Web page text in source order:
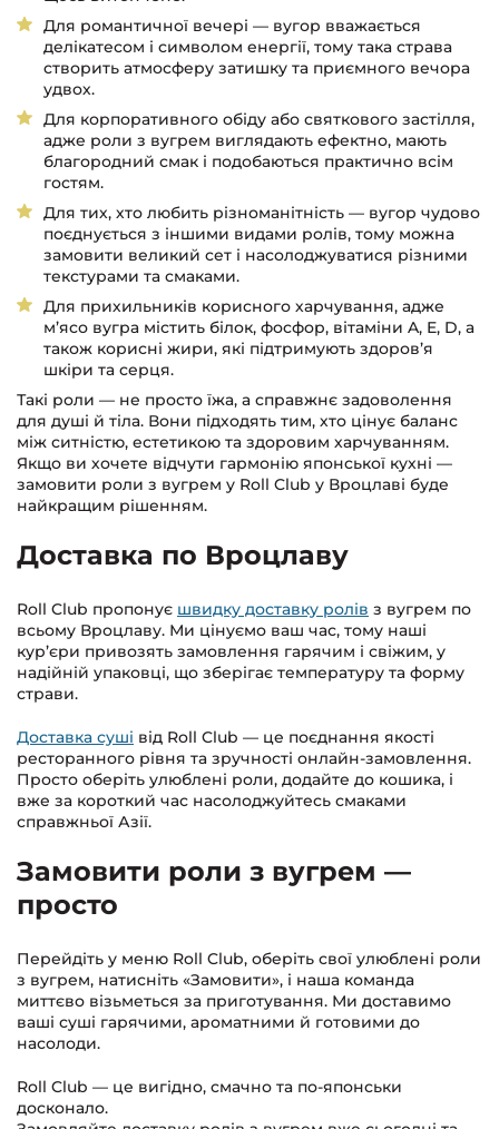
Для романтичної вечері — вугор вважається
делікатесом і символом енергії, тому така страва
створить атмосферу затишку та приємного вечора
удвох.
Для корпоративного обіду або святкового застілля,
адже роли з вугрем виглядають ефектно, мають
благородний смак і подобаються практично всім
гостям.
Для тих, хто любить різноманітність — вугор чудово
поєднується з іншими видами ролів, тому можна
замовити великий сет і насолоджуватися різними
текстурами та смаками.
Для прихильників корисного харчування, адже
м’ясо вугра містить білок, фосфор, вітаміни A, E, D, а
також корисні жири, які підтримують здоров’я
шкіри та серця.
Такі роли — не просто їжа, а справжнє задоволення
для душі й тіла. Вони підходять тим, хто цінує баланс
між ситністю, естетикою та здоровим харчуванням.
Якщо ви хочете відчути гармонію японської кухні —
замовити роли з вугрем у Roll Club у Вроцлаві буде
найкращим рішенням.
Доставка по Вроцлаву
Roll Club пропонує швидку доставку ролів з вугрем по
всьому Вроцлаву. Ми цінуємо ваш час, тому наші
кур’єри привозять замовлення гарячим і свіжим, у
надійній упаковці, що зберігає температуру та форму
страви.
Доставка суші від Roll Club — це поєднання якості
ресторанного рівня та зручності онлайн-замовлення.
Просто оберіть улюблені роли, додайте до кошика, і
вже за короткий час насолоджуйтесь смаками
справжньої Азії.
Замовити роли з вугрем —
просто
Перейдіть у меню Roll Club, оберіть свої улюблені роли
з вугрем, натисніть «Замовити», і наша команда
миттєво візьметься за приготування. Ми доставимо
ваші суші гарячими, ароматними й готовими до
насолоди.
Roll Club — це вигідно, смачно та по-японськи
досконало.